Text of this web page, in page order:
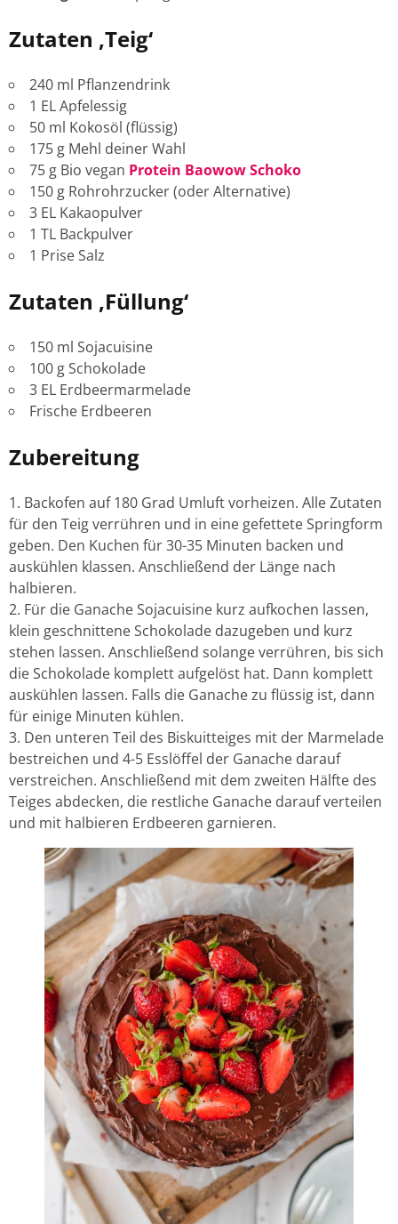
Zutaten ‚Teig‘
240 ml Pflanzendrink
1 EL Apfelessig
50 ml Kokosöl (flüssig)
175 g Mehl deiner Wahl
75 g Bio vegan Protein Baowow Schoko
150 g Rohrohrzucker (oder Alternative)
3 EL Kakaopulver
1 TL Backpulver
1 Prise Salz
Zutaten ‚Füllung‘
150 ml Sojacuisine
100 g Schokolade
3 EL Erdbeermarmelade
Frische Erdbeeren
Zubereitung
Backofen auf 180 Grad Umluft vorheizen. Alle Zutaten
für den Teig verrühren und in eine gefettete Springform
geben. Den Kuchen für 30-35 Minuten backen und
auskühlen klassen. Anschließend der Länge nach
halbieren.
Für die Ganache Sojacuisine kurz aufkochen lassen,
klein geschnittene Schokolade dazugeben und kurz
stehen lassen. Anschließend solange verrühren, bis sich
die Schokolade komplett aufgelöst hat. Dann komplett
auskühlen lassen. Falls die Ganache zu flüssig ist, dann
für einige Minuten kühlen.
Den unteren Teil des Biskuitteiges mit der Marmelade
bestreichen und 4-5 Esslöffel der Ganache darauf
verstreichen. Anschließend mit dem zweiten Hälfte des
Teiges abdecken, die restliche Ganache darauf verteilen
und mit halbieren Erdbeeren garnieren.